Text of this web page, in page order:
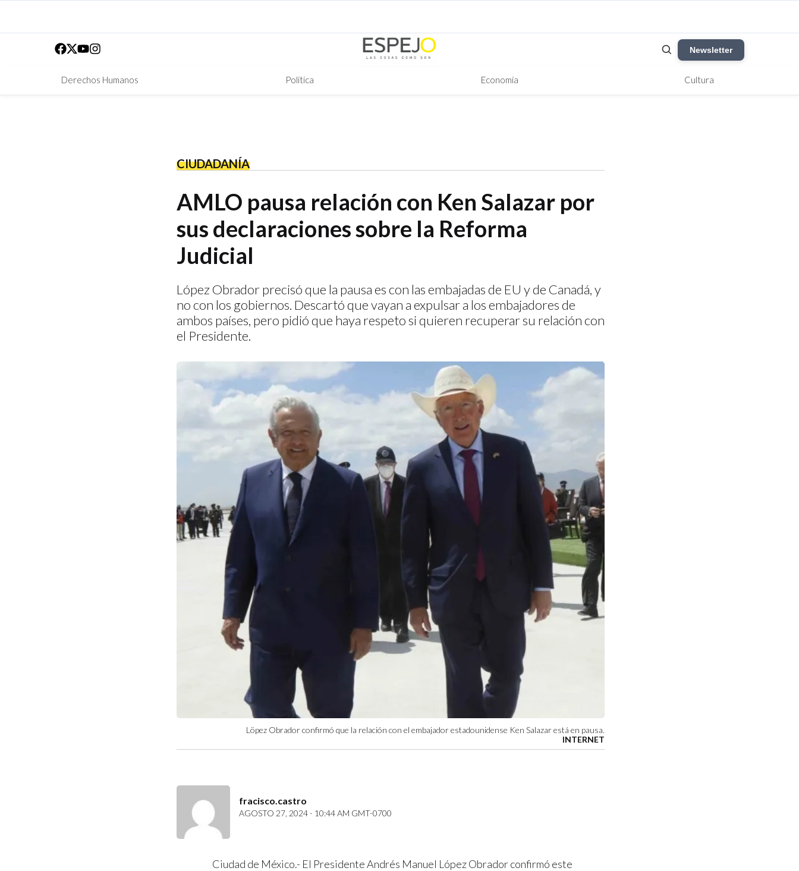
Newsletter
Derechos Humanos Política Economía Cultura
CIUDADANÍA
AMLO pausa relación con Ken Salazar por
sus declaraciones sobre la Reforma
Judicial
López Obrador precisó que la pausa es con las embajadas de EU y de Canadá, y
no con los gobiernos. Descartó que vayan a expulsar a los embajadores de
ambos países, pero pidió que haya respeto si quieren recuperar su relación con
el Presidente.
Löpez Obrador confirmó que la relación con el embajador estadounidense Ken Salazar está en pausa.
INTERNET
fracisco.castro
AGOSTO 27, 2024 - 10:44 AM GMT-0700
Ciudad de México.- El Presidente Andrés Manuel López Obrador confirmó este